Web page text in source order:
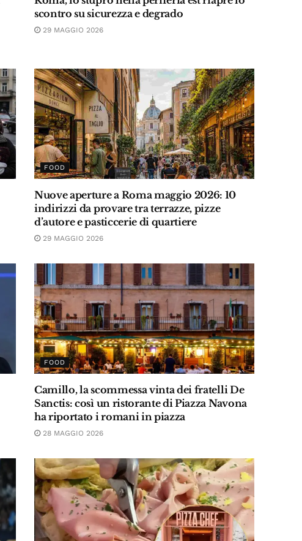
scontro su sicurezza e degrado
29 MAGGIO 2026
FOOD
Nuove aperture a Roma maggio 2026: 10
indirizzi da provare tra terrazze, pizze
d’autore e pasticcerie di quartiere
29 MAGGIO 2026
FOOD
Camillo, la scommessa vinta dei fratelli De
Sanctis: così un ristorante di Piazza Navona
ha riportato i romani in piazza
28 MAGGIO 2026